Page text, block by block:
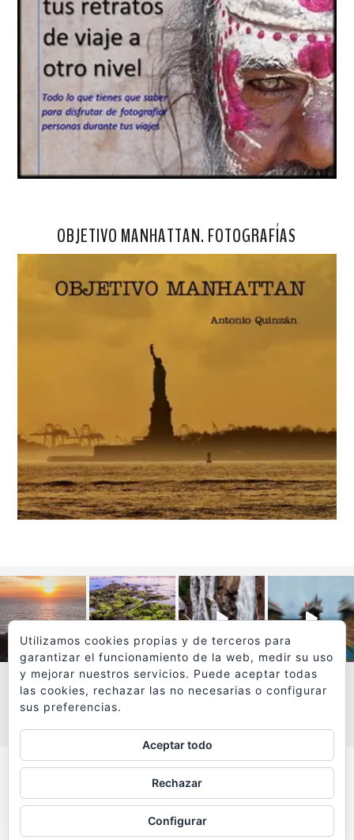
OBJETIVO MANHATTAN. FOTOGRAFÍAS
VER MÁS
Todos los textos y fotografías de
www.viajesyfotografia.comson propiedad de su autor
y están protegidos por © Copyright
Utilizamos cookies propias y de terceros para
garantizar el funcionamiento de la web, medir su uso
y mejorar nuestros servicios. Puede aceptar todas
las cookies, rechazar las no necesarias o configurar
sus preferencias.
Aceptar todo
Rechazar
Configurar